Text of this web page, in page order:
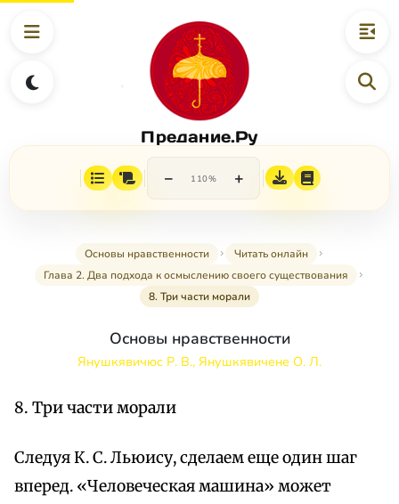
Предание.Ру
− 110% +
Основы нравственности
Читать онлайн
Глава 2. Два подхода к осмыслению своего существования
8. Три части морали
Основы нравственности
Янушкявичюс Р. В., Янушкявичене О. Л.
8. Три части морали
Следуя К. С. Льюису, сделаем еще один шаг
вперед. «Человеческая машина» может